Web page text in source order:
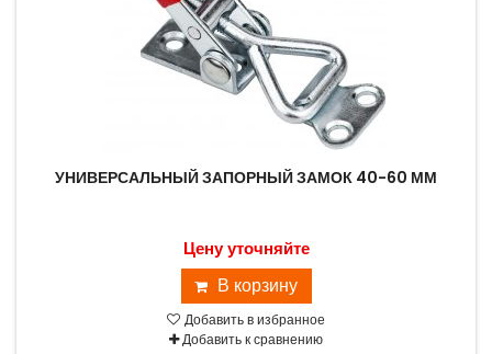
УНИВЕРСАЛЬНЫЙ ЗАПОРНЫЙ ЗАМОК 40-60 ММ
Цену уточняйте
В корзину
Добавить в избранное
Добавить к сравнению